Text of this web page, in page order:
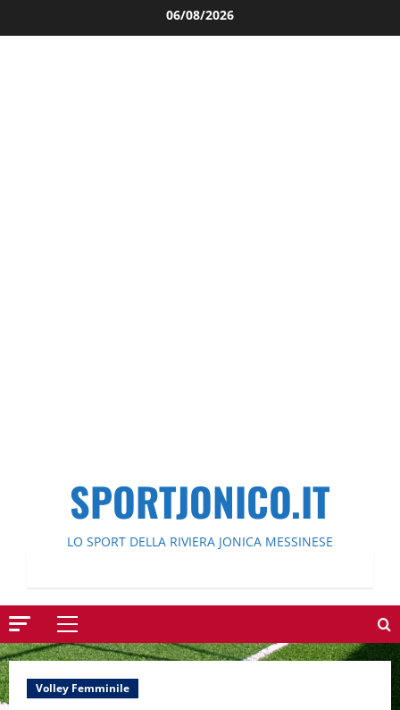
al
06/08/2026
SPORTJONICO.IT
LO SPORT DELLA RIVIERA JONICA MESSINESE
Menu
principale
Volley Femminile